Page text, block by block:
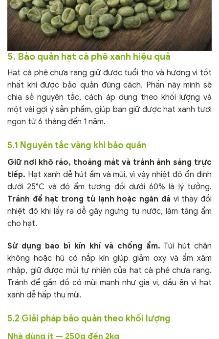
5. Bảo quản hạt cà phê xanh hiệu quả
Hạt cà phê chưa rang giữ được tuổi thọ và hương vị tốt
nhất khi được bảo quản đúng cách. Phần này mình sẽ
chia sẻ nguyên tắc, cách áp dụng theo khối lượng và
một vài gợi ý sản phẩm, giúp bạn giữ được hạt xanh tươi
ngon từ 6 tháng đến 1 năm.
5.1 Nguyên tắc vàng khi bảo quản
Giữ nơi khô ráo, thoáng mát và tránh ánh sáng trực
tiếp. Hạt xanh dễ hút ẩm và mùi, vì vậy nhiệt độ ổn định
dưới 25°C và độ ẩm tương đối dưới 60% là lý tưởng.
Tránh để hạt trong tủ lạnh hoặc ngăn đá vì thay đổi
nhiệt độ khi lấy ra dễ gây ngưng tụ nước, làm tăng ẩm
cho hạt.
Sử dụng bao bì kín khí và chống ẩm. Túi hút chân
không hoặc hũ có nắp kín giúp giảm oxy và ẩm xâm
nhập, giữ được mùi tự nhiên của hạt cà phê chưa rang.
Tránh để gần đồ có mùi mạnh như gia vị, dầu ăn vì hạt
xanh dễ hấp thụ mùi.
5.2 Giải pháp bảo quản theo khối lượng
Nhà dùng ít — 250g đến 2kg